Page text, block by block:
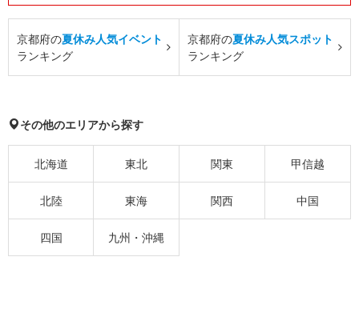
京都府の夏休み人気イベント
ランキング
京都府の夏休み人気スポット
ランキング
その他のエリアから探す
北海道 東北 関東 甲信越
北陸 東海 関西 中国
四国 九州・沖縄